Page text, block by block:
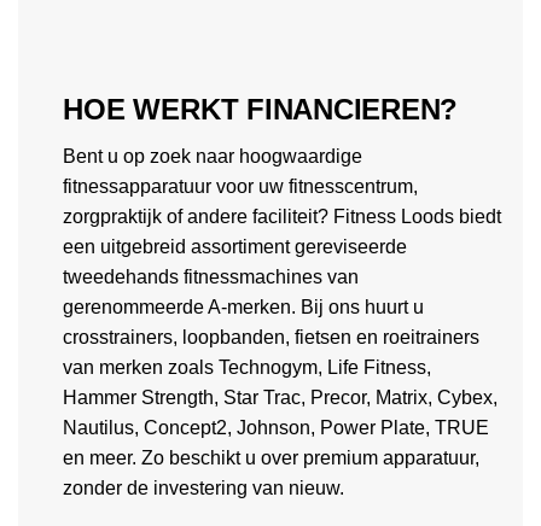
HOE WERKT FINANCIEREN?
Bent u op zoek naar hoogwaardige
fitnessapparatuur voor uw fitnesscentrum,
zorgpraktijk of andere faciliteit? Fitness Loods biedt
een uitgebreid assortiment gereviseerde
tweedehands fitnessmachines van
gerenommeerde A-merken. Bij ons huurt u
crosstrainers, loopbanden, fietsen en roeitrainers
van merken zoals Technogym, Life Fitness,
Hammer Strength, Star Trac, Precor, Matrix, Cybex,
Nautilus, Concept2, Johnson, Power Plate, TRUE
en meer. Zo beschikt u over premium apparatuur,
zonder de investering van nieuw.